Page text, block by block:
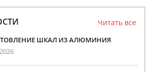
Читать все
ШКАЛ ИЗ АЛЮМИНИЯ